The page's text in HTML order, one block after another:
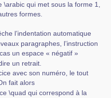
\arabic qui met sous la forme 1,
formes.
l’indentation automatique
paragraphes, l’instruction
un espace « négatif »
un retrait.
avec son numéro, le tout
fait alors
\quad qui correspond à la